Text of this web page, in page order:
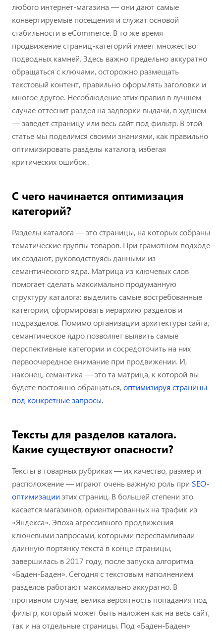
любого интернет-магазина — они дают самые
конвертируемые посещения и служат основой
стабильности в eCommerce. В то же время
продвижение страниц-категорий имеет множество
подводных камней. Здесь важно предельно аккуратно
обращаться с ключами, осторожно размещать
текстовый контент, правильно оформлять заголовки и
многое другое. Несоблюдение этих правил в лучшем
случае оттеснит раздел на задворки выдачи, в худшем
— заведет страницу или весь сайт под фильтр. В этой
статье мы поделимся своими знаниями, как правильно
оптимизировать разделы каталога, избегая
критических ошибок.
С чего начинается оптимизация
категорий?
Разделы каталога — это страницы, на которых собраны
тематические группы товаров. При грамотном подходе
их создают, руководствуясь данными из
семантического ядра. Матрица из ключевых слов
помогает сделать максимально продуманную
структуру каталога: выделить самые востребованные
категории, сформировать иерархию разделов и
подразделов. Помимо организации архитектуры сайта,
семантическое ядро позволяет выявить самые
перспективные категории и сосредоточить на них
первоочередное внимание при продвижении. И,
наконец, семантика — это та матрица, к которой вы
будете постоянно обращаться,оптимизируя страницы
под конкретные запросы.
Тексты для разделов каталога.
Какие существуют опасности?
Тексты в товарных рубриках — их качество, размер и
расположение — играют очень важную роль при SEO-
оптимизации этих страниц. В большей степени это
касается магазинов, ориентированных на трафик из
«Яндекса». Эпоха агрессивного продвижения
ключевыми запросами, которыми переспамливали
длинную портянку текста в конце страницы,
завершилась в 2017 году, после запуска алгоритма
«Баден-Баден». Сегодня с текстовым наполнением
разделов работают максимально аккуратно. В
противном случае, велика вероятность попадания под
фильтр, который может быть наложен как на весь сайт,
так и на отдельные страницы. Под «Баден-Баден»